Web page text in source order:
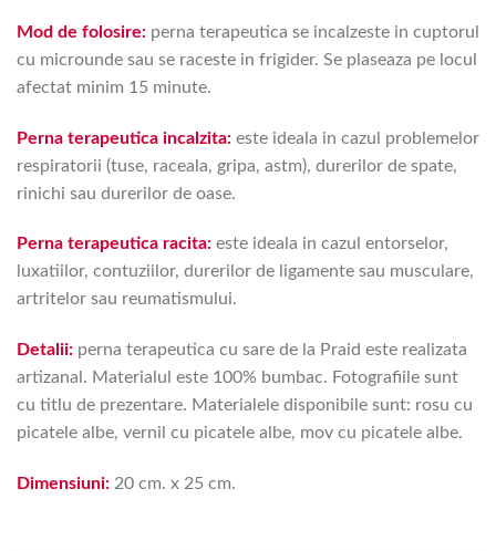
Mod de folosire: perna terapeutica se incalzeste in cuptorul
cu microunde sau se raceste in frigider. Se plaseaza pe locul
afectat minim 15 minute.
Perna terapeutica incalzita: este ideala in cazul problemelor
respiratorii (tuse, raceala, gripa, astm), durerilor de spate,
rinichi sau durerilor de oase.
Perna terapeutica racita: este ideala in cazul entorselor,
luxatiilor, contuziilor, durerilor de ligamente sau musculare,
artritelor sau reumatismului.
Detalii: perna terapeutica cu sare de la Praid este realizata
artizanal. Materialul este 100% bumbac. Fotografiile sunt
cu titlu de prezentare. Materialele disponibile sunt: rosu cu
picatele albe, vernil cu picatele albe, mov cu picatele albe.
Dimensiuni: 20 cm. x 25 cm.